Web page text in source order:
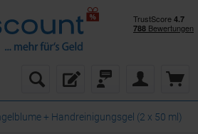
+ Handreinigungsgel (2 x 50 ml)